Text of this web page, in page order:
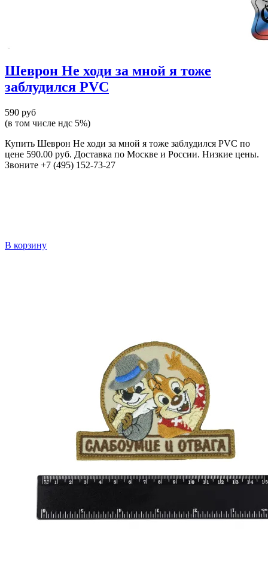
Шеврон Не ходи за мной я тоже
заблудился PVC
590 руб
(в том числе ндс 5%)
Купить Шеврон Не ходи за мной я тоже заблудился PVC по
цене 590.00 руб. Доставка по Москве и России. Низкие цены.
Звоните +7 (495) 152-73-27
В корзину